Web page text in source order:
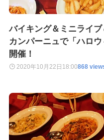
バイキング＆ミニライ
カンパーニュで「ハロ
開催！
2020年10月22日 18:00868